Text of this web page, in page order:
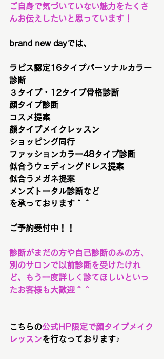
ご自身で気づいていない魅力をたくさ
んお伝えしたいと思っています！
brand new dayでは、
ラピス認定16タイプパーソナルカラー
診断
３タイプ・12タイプ骨格診断
顔タイプ診断
コスメ提案
顔タイプメイクレッスン
ショッピング同行
ファッションカラー48タイプ診断
似合うウェディングドレス提案
似合うメガネ提案
メンズトータル診断など
を承っております＾＾
ご予約受付中！！
診断がまだの方や自己診断のみの方、
別のサロンで以前診断を受けたけれ
ど、もう一度詳しく診てほしいといっ
たお客様も大歓迎＾＾
こちらの公式HP限定で顔タイプメイク
レッスンを行なっております♪